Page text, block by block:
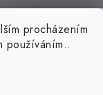
procházením
používáním..
od A do Z